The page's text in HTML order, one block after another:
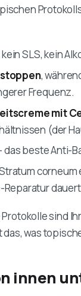
SLS, kein
,
Frequenz.
mit
(der
beste Anti-
sind
das, was
innen